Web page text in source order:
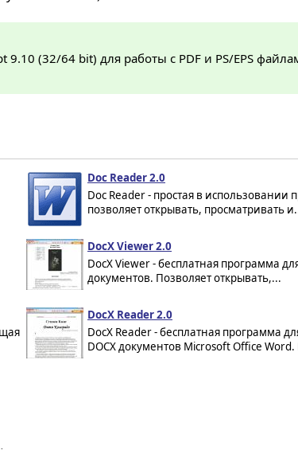
(32/64 bit) для работы с PDF и PS/EPS
Doc Reader 2.0
Doc Reader - простая в использовании
позволяет открывать, просматривать
DocX Viewer 2.0
DocX Viewer - бесплатная программа
документов. Позволяет открывать,...
DocX Reader 2.0
DocX Reader - бесплатная программа
DOCX документов Microsoft Office Word.